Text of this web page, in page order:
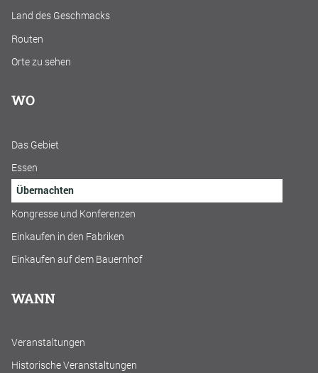
Land des Geschmacks
Routen
Orte zu sehen
WO
Das Gebiet
Essen
Übernachten
Kongresse und Konferenzen
Einkaufen in den Fabriken
Einkaufen auf dem Bauernhof
WANN
Veranstaltungen
Historische Veranstaltungen